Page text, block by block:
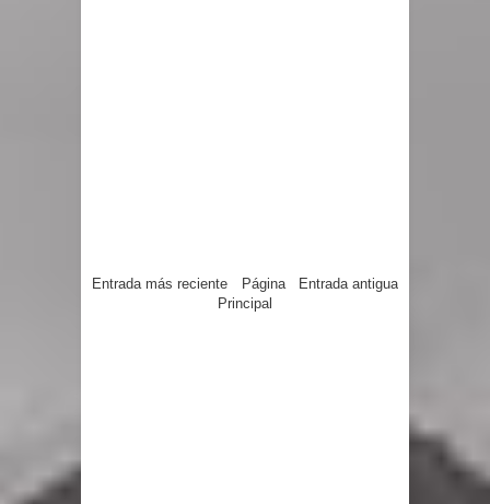
Entrada más reciente Entrada antigua
Página
Principal